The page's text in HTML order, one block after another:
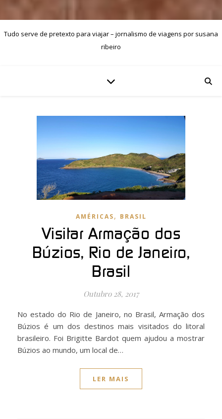
Tudo serve de pretexto para viajar – jornalismo de viagens por susana
ribeiro
AMÉRICAS, BRASIL
Visitar Armação dos
Búzios, Rio de Janeiro,
Brasil
Outubro 28, 2017
No estado do Rio de Janeiro, no Brasil, Armação dos
Búzios é um dos destinos mais visitados do litoral
brasileiro. Foi Brigitte Bardot quem ajudou a mostrar
Búzios ao mundo, um local de…
LER MAIS